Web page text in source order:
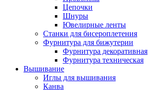
Цепочки
Шнуры
Ювелирные ленты
Станки для бисероплетения
Фурнитура для бижутерии
Фурнитура декоративная
Фурнитура техническая
Вышивание
Иглы для вышивания
Канва